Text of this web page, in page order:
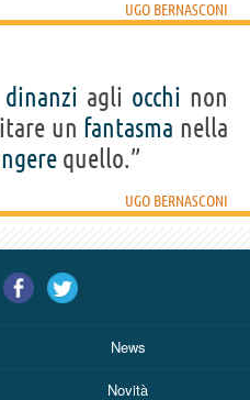
UGO BERNASCONI
dinanzi agli occhi non
un fantasma nella
quello.”
UGO BERNASCONI
News
Novità